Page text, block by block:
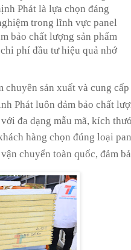
Phát là lựa chọn đáng
trong lĩnh vực panel
bảo chất lượng sản phẩm
phí đầu tư hiệu quả nhớ
chuyên sản xuất và cung
Phát luôn đảm bảo chất
với đa dạng mẫu mã, kích
hàng chọn đúng loại
chuyển toàn quốc, đảm